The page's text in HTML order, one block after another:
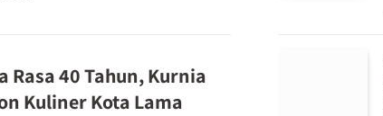
Rasa 40 Tahun, Kurnia
Kuliner Kota Lama